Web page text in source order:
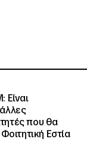
που θα
Εστία